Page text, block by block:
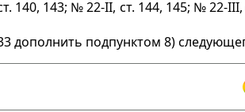
140, 143; № 22-II, ст. 144, 145; № 22-
дополнить подпунктом 8)